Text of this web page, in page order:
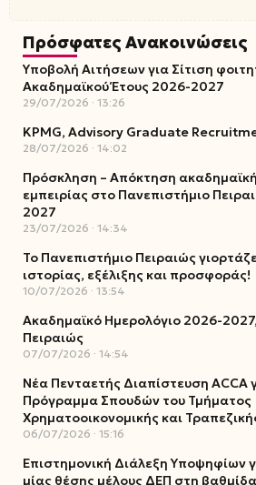
Πρόσφατες Ανακοινώσεις
Υποβολή Αιτήσεων για Σίτιση
Ακαδημαϊκού Έτους 2026-2027
29/07/2026 13:26
KPMG, Advisory Graduate
28/07/2026 14:02
Πρόσκληση – Απόκτηση
εμπειρίας στο Πανεπιστήμιο
2027
23/07/2026 14:34
Το Πανεπιστήμιο Πειραιώς
ιστορίας, εξέλιξης και προσφοράς!
10/07/2026 13:54
Ακαδημαϊκό Ημερολόγιο 2026-
Πειραιώς
07/07/2026 14:54
Νέα Πενταετής Διαπίστευση ACCA
Πρόγραμμα Σπουδών του Τμήματος
Χρηματοοικονομικής και
06/07/2026 15:16
Επιστημονική Διάλεξη Υποψηφίων
μίας θέσης μέλους ΔΕΠ στη